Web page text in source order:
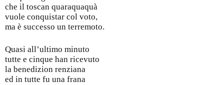
che il toscan quaraquaquà
vuole conquistar col voto,
ma è successo un terremoto.
Quasi all’ultimo minuto
tutte e cinque han ricevuto
la benedizion renziana
ed in tutte fu una frana